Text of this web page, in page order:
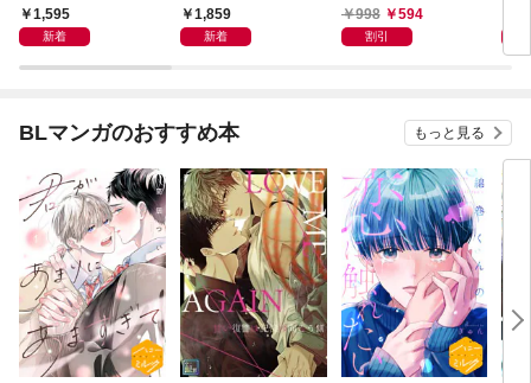
【イラスト付き】【単
行本書き下ろしSS付
1,595
新着
には【イラスト付き】
【単行本書き下ろしS
1,859
新着
き下ろし付き)】
998 594
割引
BLマンガのおすすめ本 もっと見る